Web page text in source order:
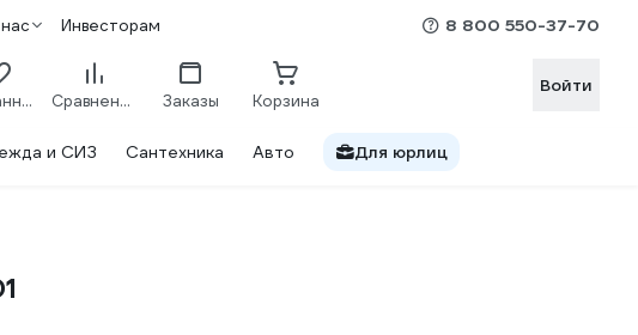
Инвесторам 8 800 550-37-70
Избранное Сравнение Заказы Корзина
Войти
и СИЗ Сантехника Авто Для юрлиц